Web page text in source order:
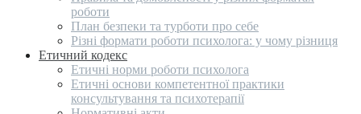
роботи
План безпеки та турботи про себе
Різні формати роботи психолога: у чому різниця
Етичний кодекс
Етичні норми роботи психолога
Етичні основи компетентної практики
консультування та психотерапії